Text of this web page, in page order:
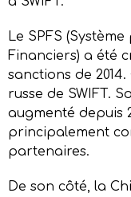
Le SPFS
Financiers) a été
sanctions de 2014.
russe de SWIFT.
augmenté depuis
principalement
partenaires.
De son côté, la